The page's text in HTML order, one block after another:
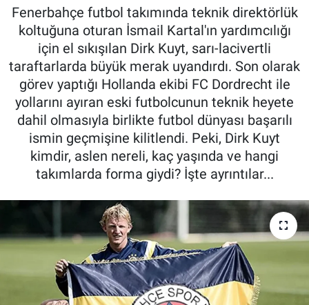
Fenerbahçe futbol takımında teknik direktörlük
koltuğuna oturan İsmail Kartal'ın yardımcılığı
için el sıkışılan Dirk Kuyt, sarı-lacivertli
taraftarlarda büyük merak uyandırdı. Son olarak
görev yaptığı Hollanda ekibi FC Dordrecht ile
yollarını ayıran eski futbolcunun teknik heyete
dahil olmasıyla birlikte futbol dünyası başarılı
ismin geçmişine kilitlendi. Peki, Dirk Kuyt
kimdir, aslen nereli, kaç yaşında ve hangi
takımlarda forma giydi? İşte ayrıntılar...
Tüm Manşetler
Son Dakika Haberleri
Haber Arşivi